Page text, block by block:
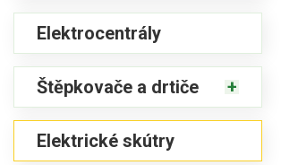
Elektrocentrály
Štěpkovače a drtiče
Elektrické skútry